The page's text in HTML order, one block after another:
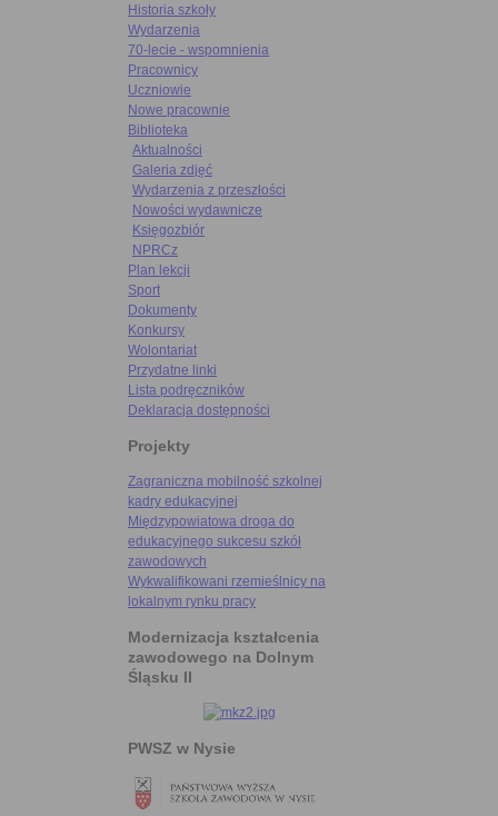
Historia szkoły
Wydarzenia
70-lecie - wspomnienia
Pracownicy
Uczniowie
Nowe pracownie
Biblioteka
Aktualności
Galeria zdjęć
Wydarzenia z przeszłości
Nowości wydawnicze
Księgozbiór
NPRCz
Plan lekcji
Sport
Dokumenty
Konkursy
Wolontariat
Przydatne linki
Lista podręczników
Deklaracja dostępności
Projekty
Zagraniczna mobilność szkolnej
kadry edukacyjnej
Międzypowiatowa droga do
edukacyjnego sukcesu szkół
zawodowych
Wykwalifikowani rzemieślnicy na
lokalnym rynku pracy
Modernizacja kształcenia
zawodowego na Dolnym
Śląsku II
PWSZ w Nysie